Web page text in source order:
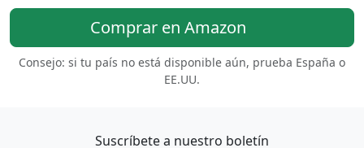
Comprar en Amazon
Consejo: si tu país no está disponible aún, prueba España o
EE.UU.
Suscríbete a nuestro boletín